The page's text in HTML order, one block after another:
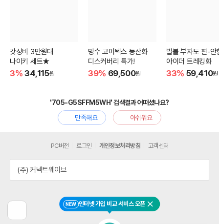
갓성비 3만원대
나이키 세트★
3% 34,115원
방수 고어텍스 등산화
디스커버리 특가!
39% 69,500원
발볼 부자도 편-안
아이더 트레킹화
33% 59,410원
'705-G5SFFM5WH' 검색결과 어떠셨나요?
만족해요
아쉬워요
전
NEW 인터넷 가입 비교 서비스 오픈 닫기
PC버전 로그인 개인정보처리방침 고객센터
(주) 커넥트웨이브